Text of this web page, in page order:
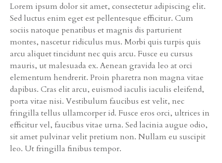
Lorem ipsum dolor sit amet, consectetur adipiscing elit.
Sed luctus enim eget est pellentesque efficitur. Cum
sociis natoque penatibus et magnis dis parturient
montes, nascetur ridiculus mus. Morbi quis turpis quis
arcu aliquet tincidunt nec quis arcu. Fusce eu cursus
mauris, ut malesuada ex. Aenean gravida leo at orci
elementum hendrerit. Proin pharetra non magna vitae
dapibus. Cras elit arcu, euismod iaculis iaculis eleifend,
porta vitae nisi. Vestibulum faucibus est velit, nec
fringilla tellus ullamcorper id. Fusce eros orci, ultrices in
efficitur vel, faucibus vitae urna. Sed lacinia augue odio,
sit amet pulvinar velit pretium non. Nullam eu suscipit
leo. Ut fringilla finibus tempor.